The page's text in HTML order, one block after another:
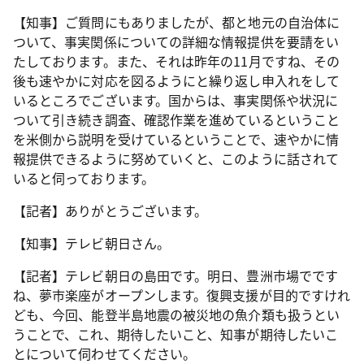
【知事】ご質問にもありましたが、都と地元の自治体に
ついて、事実関係についての詳細な情報提供を要請をい
たしております。また、それは昨年の11月ですね、その
後も速やかに対応を図るようにと繰り返し申入れをして
いるところでございます。国からは、事実関係や状況に
ついて引き続き調査、確認作業を進めているということ
を米側から説明を受けているということで、速やかに情
報提供できるように努めていくと、このように話されて
いると伺っております。
【記者】ありがとうございます。
【知事】テレビ朝日さん。
【記者】テレビ朝日の島田です。明日、豊洲市場でです
ね、夢市楽座がオープンします。復興支援が目的ですけれ
ども、今回、能登半島地震の被災地の魚介類も扱うとい
うことで、これ、期待したいこと、知事が期待したいこ
とについて伺わせてください。